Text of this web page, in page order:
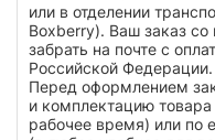
или в отделении
Boxberry). Ваш заказ
забрать на почте с
Российской Федерации.
Перед оформлением
и комплектацию
рабочее время) или по